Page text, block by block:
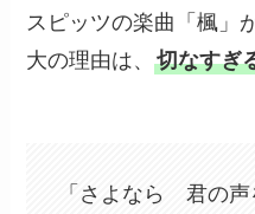
スピッツの楽曲「楓」
大の理由は、切なすぎ
「さよなら 君の